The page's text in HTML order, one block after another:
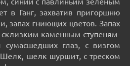
в Ганг, захватив пригоршню
запах гниющих цветов. Запах
каменным ступеням-
глаз, с визгом
шелк шуршит, с треском